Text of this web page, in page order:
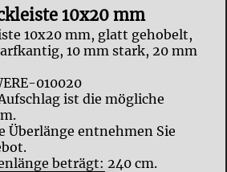
10x20 mm
10x20 mm, glatt gehobelt,
10 mm stark, 20 mm
010020
ist die mögliche
Überlänge entnehmen Sie
beträgt: 240 cm.